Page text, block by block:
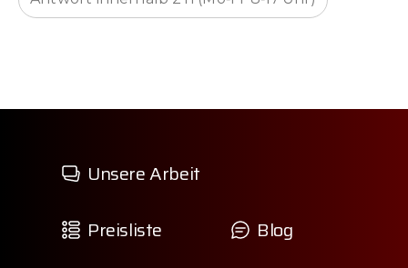
Unsere Arbeit
Preisliste
Blog